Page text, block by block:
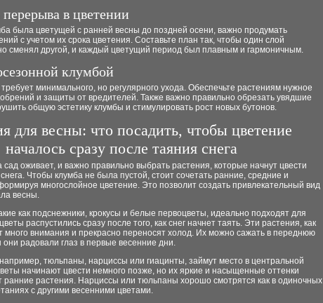
в цветении
была цветущей с ранней весны до поздней осени, важно продумать
с учетом их срока цветения. Составьте план так, чтобы один слой
сменял другой, и каждый цветущий период был плавным и гармоничным.
клумбой
минимального, но регулярного ухода. Обеспечьте растениям нужное
и защиты от вредителей. Также важно правильно обрезать увядшие
общую эстетику клумбы и стимулировать рост новых бутонов.
для весны: что посадить, чтобы цветение
началось сразу после таяния снега
сад оживает, и важно правильно выбрать растения, которые начнут цвести
Чтобы клумба не была пустой, стоит сочетать ранние, средние и
многослойное цветение. Это позволит создать привлекательный вид
весны.
как подснежники, крокусы и белые первоцветы, идеально подходят для
распустились сразу после того, как снег начнет таять. Эти растения, как
много внимания и прекрасно переносят холод. Их можно сажать в переднюю
они радовали глаз в первые весенние дни.
тюльпаны, нарциссы или гиацинты, займут место в центральной
начинают цвести немного позже, но их яркие и насыщенные оттенки
ранние растения. Нарциссы или тюльпаны хорошо смотрятся как в одиночных
с другими весенними цветами.